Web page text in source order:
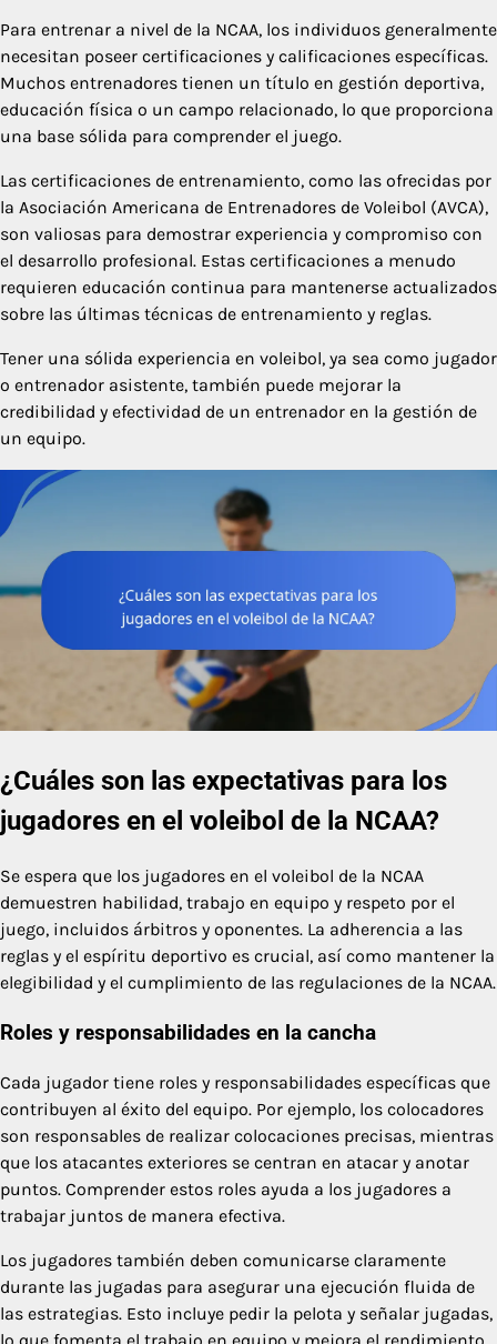
Para entrenar a nivel de la NCAA, los individuos generalmente
necesitan poseer certificaciones y calificaciones específicas.
Muchos entrenadores tienen un título en gestión deportiva,
educación física o un campo relacionado, lo que proporciona
una base sólida para comprender el juego.
Las certificaciones de entrenamiento, como las ofrecidas por
la Asociación Americana de Entrenadores de Voleibol (AVCA),
son valiosas para demostrar experiencia y compromiso con
el desarrollo profesional. Estas certificaciones a menudo
requieren educación continua para mantenerse actualizados
sobre las últimas técnicas de entrenamiento y reglas.
Tener una sólida experiencia en voleibol, ya sea como jugador
o entrenador asistente, también puede mejorar la
credibilidad y efectividad de un entrenador en la gestión de
un equipo.
¿Cuáles son las expectativas para los
jugadores en el voleibol de la NCAA?
Se espera que los jugadores en el voleibol de la NCAA
demuestren habilidad, trabajo en equipo y respeto por el
juego, incluidos árbitros y oponentes. La adherencia a las
reglas y el espíritu deportivo es crucial, así como mantener la
elegibilidad y el cumplimiento de las regulaciones de la NCAA.
Roles y responsabilidades en la cancha
Cada jugador tiene roles y responsabilidades específicas que
contribuyen al éxito del equipo. Por ejemplo, los colocadores
son responsables de realizar colocaciones precisas, mientras
que los atacantes exteriores se centran en atacar y anotar
puntos. Comprender estos roles ayuda a los jugadores a
trabajar juntos de manera efectiva.
Los jugadores también deben comunicarse claramente
durante las jugadas para asegurar una ejecución fluida de
las estrategias. Esto incluye pedir la pelota y señalar jugadas,